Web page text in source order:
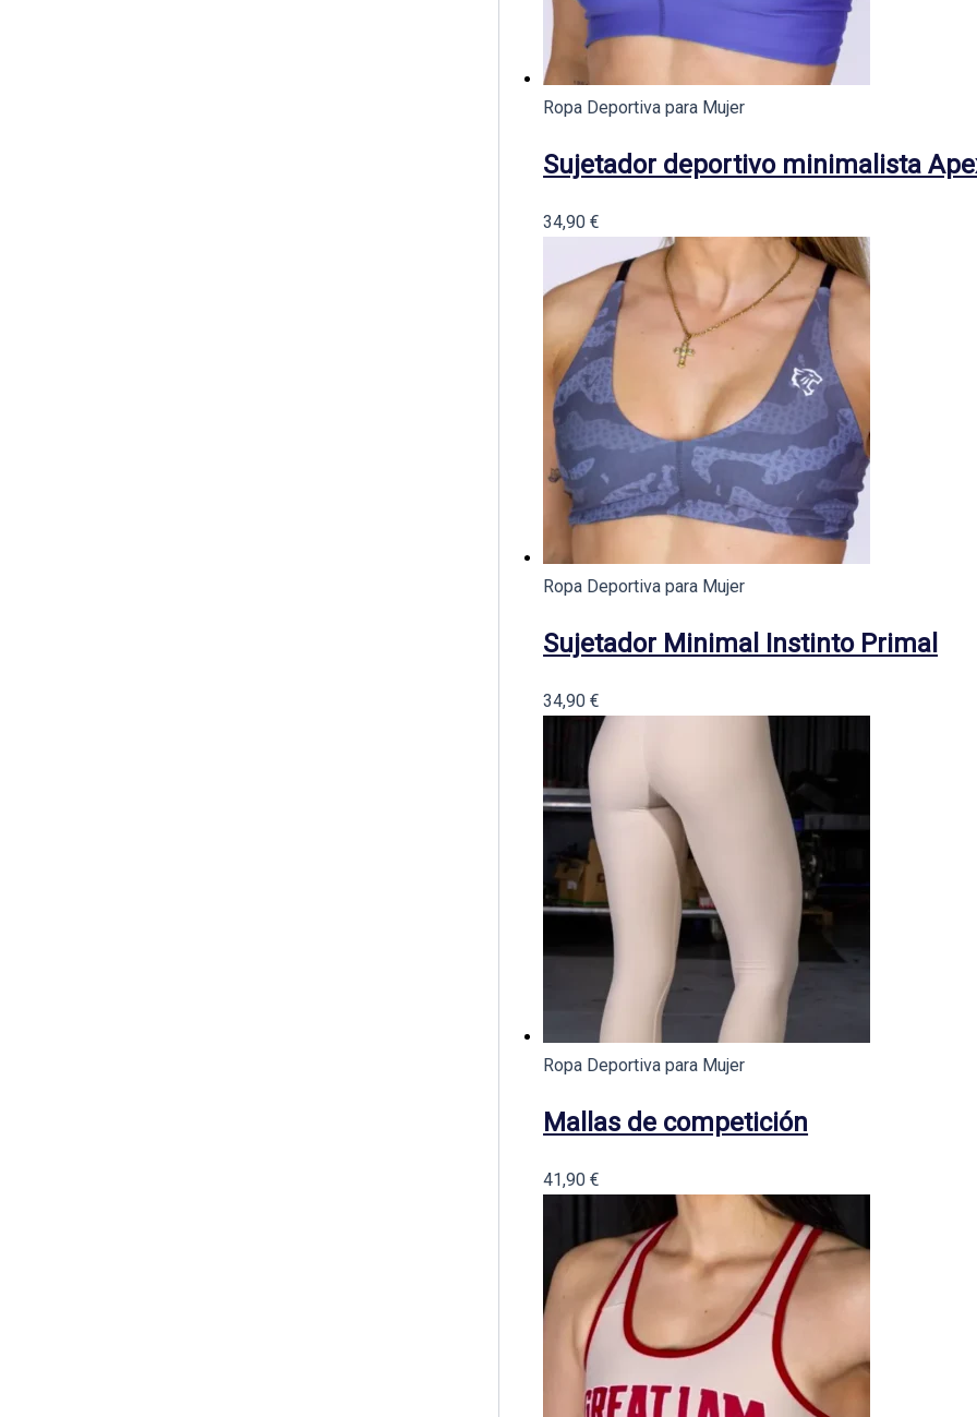
Ropa Deportiva para Mujer
Sujetador deportivo minimalista
34,90€
Ropa Deportiva para Mujer
Sujetador Minimal Instinto Primal
34,90€
Ropa Deportiva para Mujer
Mallas de competición
41,90€